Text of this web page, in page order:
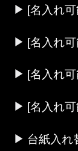
[名入れ
[名入れ
[名入れ
[名入れ
台紙入れ